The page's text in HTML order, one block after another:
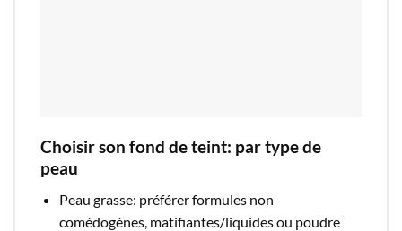
Choisir son fond de teint: par type de
peau
Peau grasse: préférer formules non
comédogènes, matifiantes/liquides ou poudre